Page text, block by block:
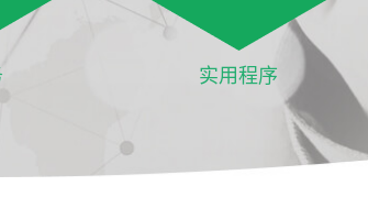
实用程序